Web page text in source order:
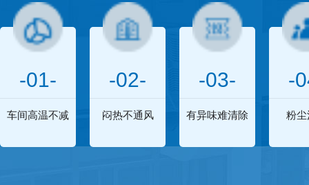
-01-
车间高温不减
-02-
闷热不通风
-03-
有异味难清除
-
粉尘